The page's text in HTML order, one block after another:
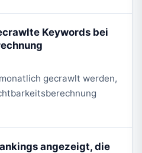
Keywords bei
gecrawlt werden,
angezeigt, die